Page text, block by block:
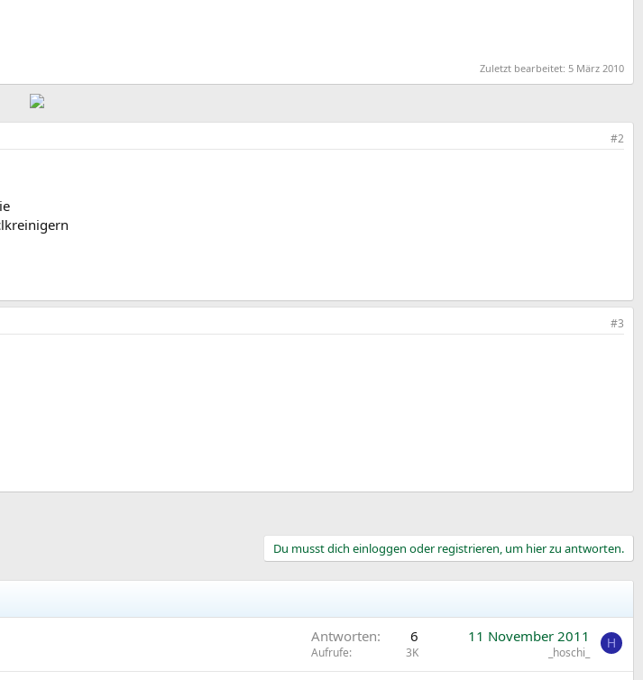
Zuletzt bearbeitet: 5 März 2010
#2
#3
Du musst dich einloggen oder registrieren, um hier zu antworten.
Antworten 6
Aufrufe 3K
11 November 2011
_hoschi_
H